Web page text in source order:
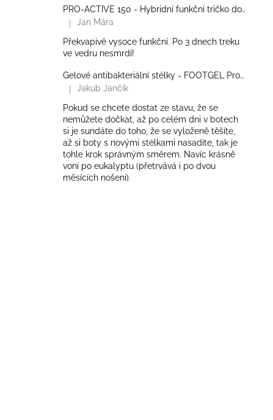
PRO-ACTIVE 150 - Hybridní funkční tričko do zátěže - Pánské
Hodnocení produktu je 5 z 5 hvězdiček.
Jan Mára
Překvapivě vysoce funkční. Po 3 dnech treku
ve vedru nesmrdí!
Gelové antibakteriální stélky - FOOTGEL Profesional
Hodnocení produktu je 5 z 5 hvězdiček.
Jakub Jančík
Pokud se chcete dostat ze stavu, že se
nemůžete dočkat, až po celém dni v botech
si je sundáte do toho, že se vyloženě těšíte,
až si boty s novými stélkami nasadíte, tak je
tohle krok správným směrem. Navíc krásně
voní po eukalyptu (přetrvává i po dvou
měsících nošení).